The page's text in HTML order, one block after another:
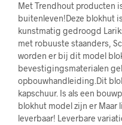
Met Trendhout producten
buitenleven!Deze blokhut
kunstmatig gedroogd
met robuuste staanders,
worden er bij dit model
bevestigingsmaterialen
opbouwhandleiding.Dit
kapschuur. Is als een
blokhut model zijn er
leverbaar! Leverbare